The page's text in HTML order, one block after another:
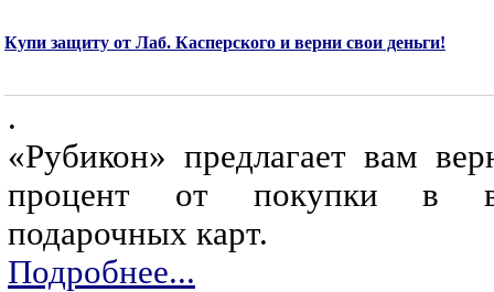
Купи защиту от Лаб. Касперского и верни свои деньги!
.
«Рубикон» предлагает вам
процент от покупки в
подарочных карт.
Подробнее...